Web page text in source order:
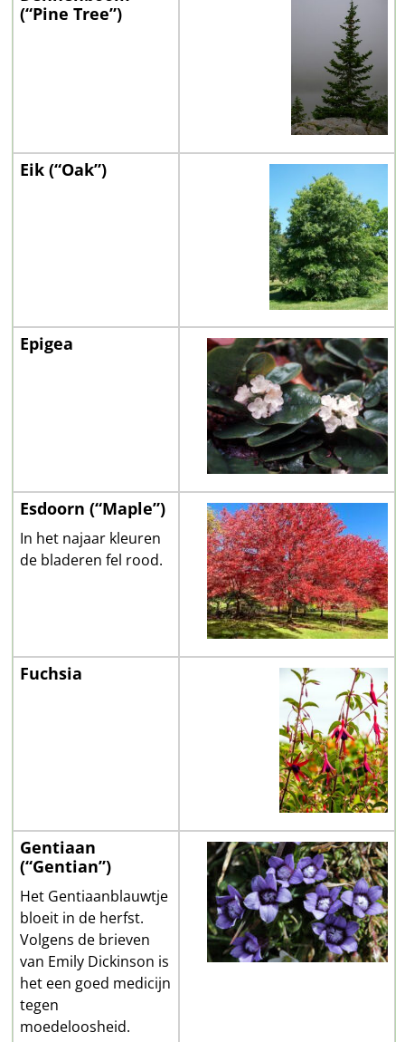
(“Pine Tree”)
Eik (“Oak”)
Epigea
Esdoorn (“Maple”)
In het najaar kleuren
de bladeren fel rood.
Fuchsia
Gentiaan
(“Gentian”)
Het Gentiaanblauwtje
bloeit in de herfst.
Volgens de brieven
van Emily Dickinson is
het een goed medicijn
tegen
moedeloosheid.